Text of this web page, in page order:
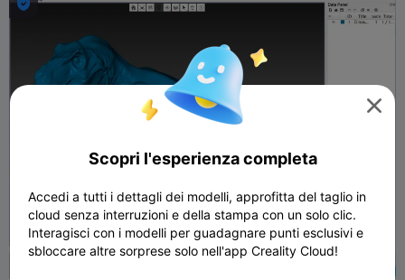


Scopri l'esperienza completa
Accedi a tutti i dettagli dei modelli, approfitta del taglio in
cloud senza interruzioni e della stampa con un solo clic.
Interagisci con i modelli per guadagnare punti esclusivi e
sbloccare altre sorprese solo nell'app Creality Cloud!